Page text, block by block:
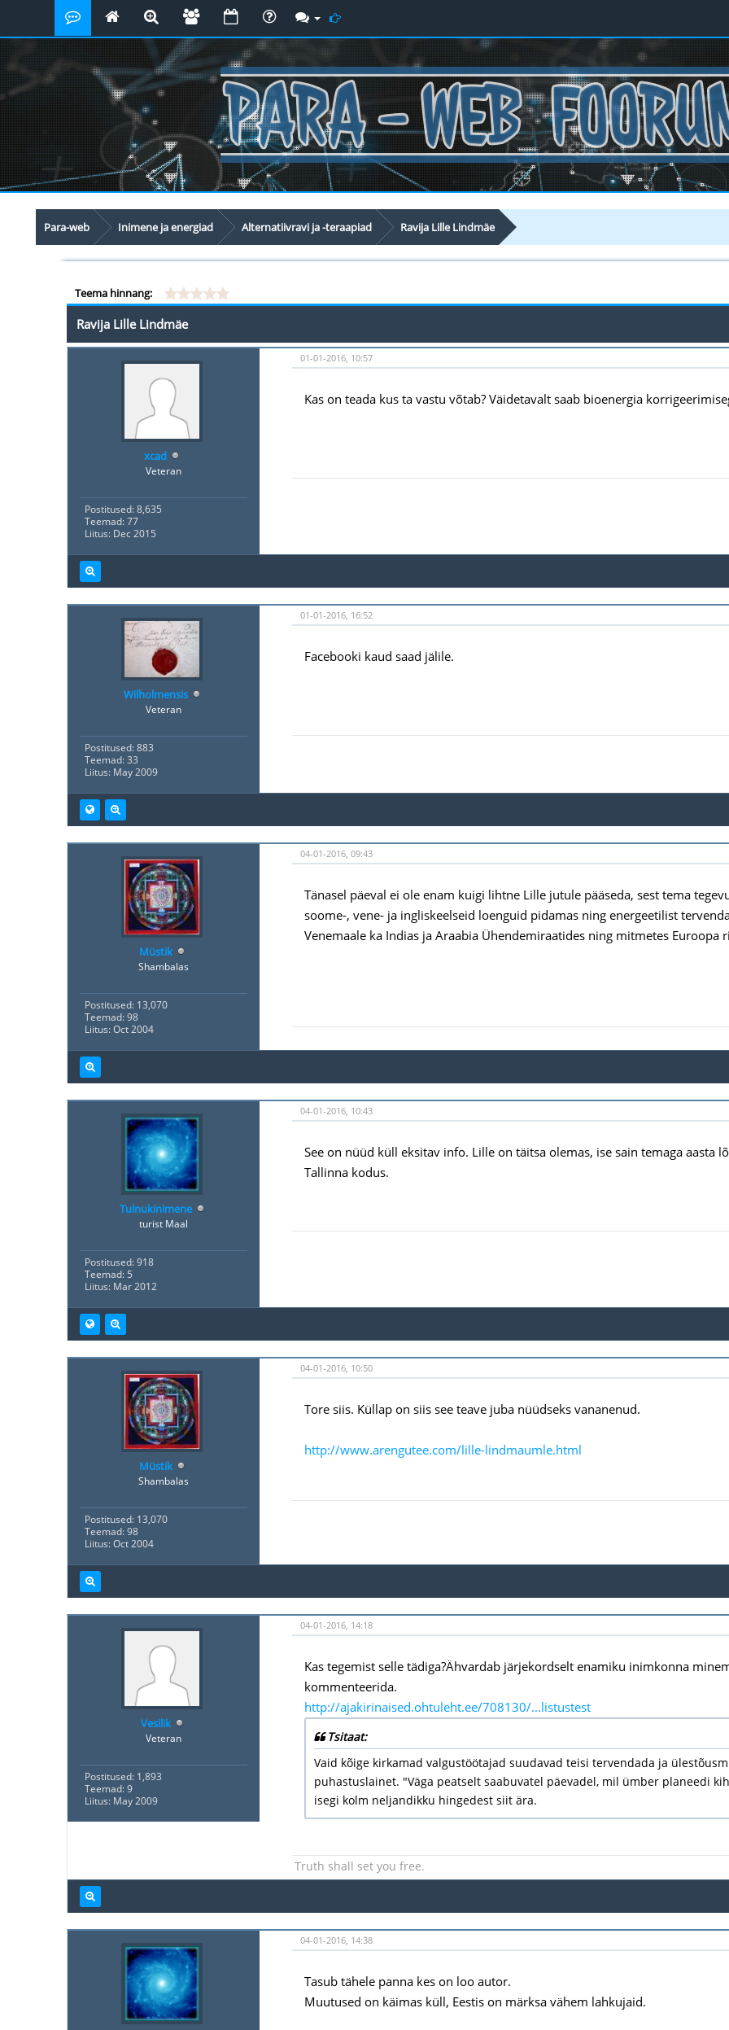
Para-web Inimene ja energiad Alternatiivravi ja -teraapiad Ravija Lille Lindmäe
Teema hinnang:
Ravija Lille Lindmäe
xcad
Veteran
Postitused: 8,635
Teemad: 77
Liitus: Dec 2015
01-01-2016, 10:57
Kas on teada kus ta vastu võtab? Väidetavalt saab bioenergia
Wilholmensis
Veteran
Postitused: 883
Teemad: 33
Liitus: May 2009
01-01-2016, 16:52
Facebooki kaud saad jälile.
Müstik
Shambalas
Postitused: 13,070
Teemad: 98
Liitus: Oct 2004
04-01-2016, 09:43
Tänasel päeval ei ole enam kuigi lihtne Lille jutule pääseda, sest tema
soome-, vene- ja ingliskeelseid loenguid pidamas ning energeetilist
Venemaale ka Indias ja Araabia Ühendemiraatides ning mitmetes Euroopa
Tulnukinimene
turist Maal
Postitused: 918
Teemad: 5
Liitus: Mar 2012
04-01-2016, 10:43
See on nüüd küll eksitav info. Lille on täitsa olemas, ise sain temaga aasta
Tallinna kodus.
Müstik
Shambalas
Postitused: 13,070
Teemad: 98
Liitus: Oct 2004
04-01-2016, 10:50
Tore siis. Küllap on siis see teave juba nüüdseks vananenud.
http://www.arengutee.com/lille-lindmaumle.html
Vesilik
Veteran
Postitused: 1,893
Teemad: 9
Liitus: May 2009
04-01-2016, 14:18
Kas tegemist selle tädiga?Ähvardab järjekordselt enamiku inimkonna
kommenteerida.
http://ajakirinaised.ohtuleht.ee/708130/...listustest
Tsitaat:
Vaid kõige kirkamad valgustöötajad suudavad teisi tervendada ja
puhastuslainet. "Väga peatselt saabuvatel päevadel, mil ümber planeedi
isegi kolm neljandikku hingedest siit ära.
Truth shall set you free.
04-01-2016, 14:38
Tasub tähele panna kes on loo autor.
Muutused on käimas küll, Eestis on märksa vähem lahkujaid.